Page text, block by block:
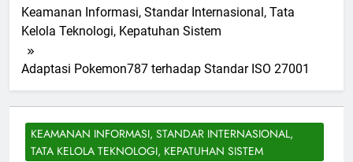
Keamanan Informasi, Standar Internasional, Tata
Kelola Teknologi, Kepatuhan Sistem
Adaptasi Pokemon787 terhadap Standar ISO 27001
KEAMANAN INFORMASI, STANDAR INTERNASIONAL,
TATA KELOLA TEKNOLOGI, KEPATUHAN SISTEM